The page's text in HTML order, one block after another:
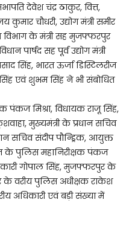
देवेश चंद्र ठाकुर, वित्त,
कुमार चौधरी, उद्योग मंत्री समीर
के मंत्री सह मुजफ्फरपुर
पार्षद सह पूर्व उद्योग मंत्री
सिंह, भारत ऊर्जा डिस्टिलरीज
एवं शुभम सिंह ने भी संबोधित
पंकज मिश्रा, विधायक राजू सिंह,
मुख्यमंत्री के प्रधान सचिव
सचिव संदीप पौन्ड्रिक, आयुक्त
के पुलिस महानिरीक्षक पंकज
गोपाल सिंह, मुजफ्फरपुर के
के वरीय पुलिस अधीक्षक राकेश
अधिकारी एवं बड़ी संख्या में